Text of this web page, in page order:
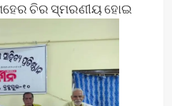
ଚିର ସ୍ମରଣୀୟ ହୋଇ